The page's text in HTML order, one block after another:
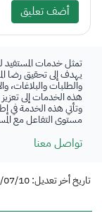
أضف تعليق
تمثل خدمات المستفيد
يهدف إلى تحقيق رضا
والطلبات والبلاغات،
هذه الخدمات إلى تعزيز
وتأتي هذه الخدمة في
مستوى التفاعل مع
تواصل معنا
تاريخ أخر تعديل: 2025/07/10 8:18 ص